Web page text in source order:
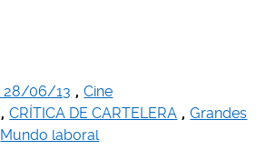
28/06/13 , Cine
, CRÍTICA DE CARTELERA , Grandes
Mundo laboral